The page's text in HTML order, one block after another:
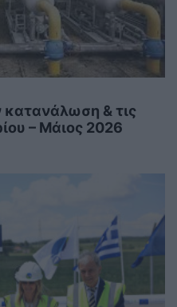
κατανάλωση & τις
– Μάιος 2026